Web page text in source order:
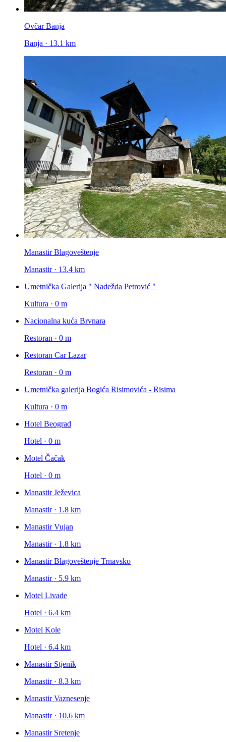
Ovčar Banja
Banja · 13.1 km
Manastir Blagoveštenje
Manastir · 13.4 km
Umetnička Galerija " Nadežda Petrović "
Kultura · 0 m
Nacionalna kuća Brvnara
Restoran · 0 m
Restoran Car Lazar
Restoran · 0 m
Umetnička galerija Bogića Risimovića - Risima
Kultura · 0 m
Hotel Beograd
Hotel · 0 m
Motel Čačak
Hotel · 0 m
Manastir Ježevica
Manastir · 1.8 km
Manastir Vujan
Manastir · 1.8 km
Manastir Blagoveštenje Trnavsko
Manastir · 5.9 km
Motel Livade
Hotel · 6.4 km
Motel Kole
Hotel · 6.4 km
Manastir Stjenik
Manastir · 8.3 km
Manastir Vaznesenje
Manastir · 10.6 km
Manastir Sretenje